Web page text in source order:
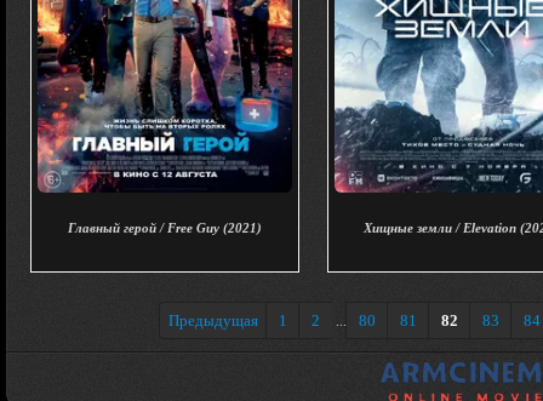
Главный герой / Free Guy (2021) Хищные земли / Elevation
Предыдущая 1 2 ... 80 81 82 83 84